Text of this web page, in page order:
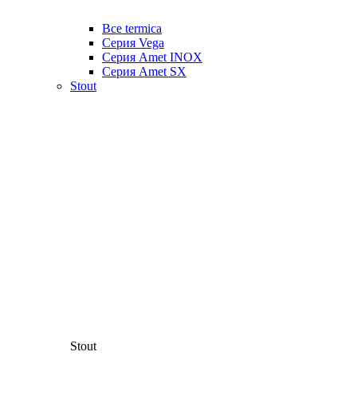
Все termica
Серия Vega
Серия Amet INOX
Серия Amet SX
Stout
Stout